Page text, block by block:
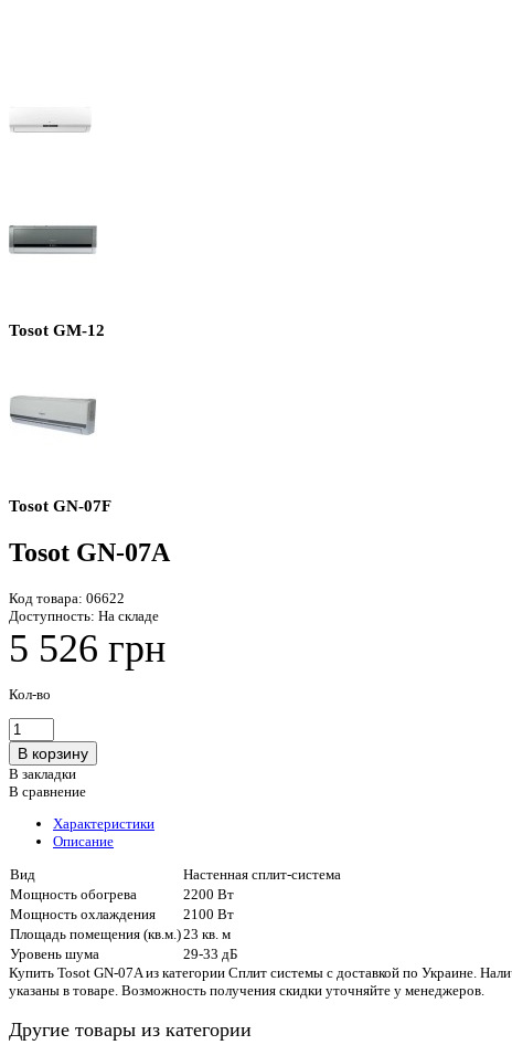
Tosot GM-12
Tosot GN-07F
Tosot GN-07A
Код товара: 06622
Доступность: На складе
5 526 грн
Кол-во
В закладки
В сравнение
Характеристики
Описание
Вид
Настенная сплит-система
Мощность обогрева
2200 Вт
Мощность охлаждения
2100 Вт
Площадь помещения (кв.м.)23 кв. м
Уровень шума
29-33 дБ
Купить Tosot GN-07A из категории Сплит системы с доставкой по Украине.
указаны в товаре. Возможность получения скидки уточняйте у менеджеров.
Другие товары из категории